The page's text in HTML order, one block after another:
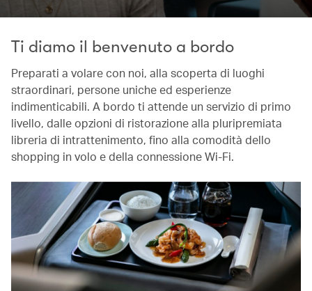
Ti diamo il benvenuto a bordo
Preparati a volare con noi, alla scoperta di luoghi
straordinari, persone uniche ed esperienze
indimenticabili. A bordo ti attende un servizio di primo
livello, dalle opzioni di ristorazione alla pluripremiata
libreria di intrattenimento, fino alla comodità dello
shopping in volo e della connessione Wi-Fi.